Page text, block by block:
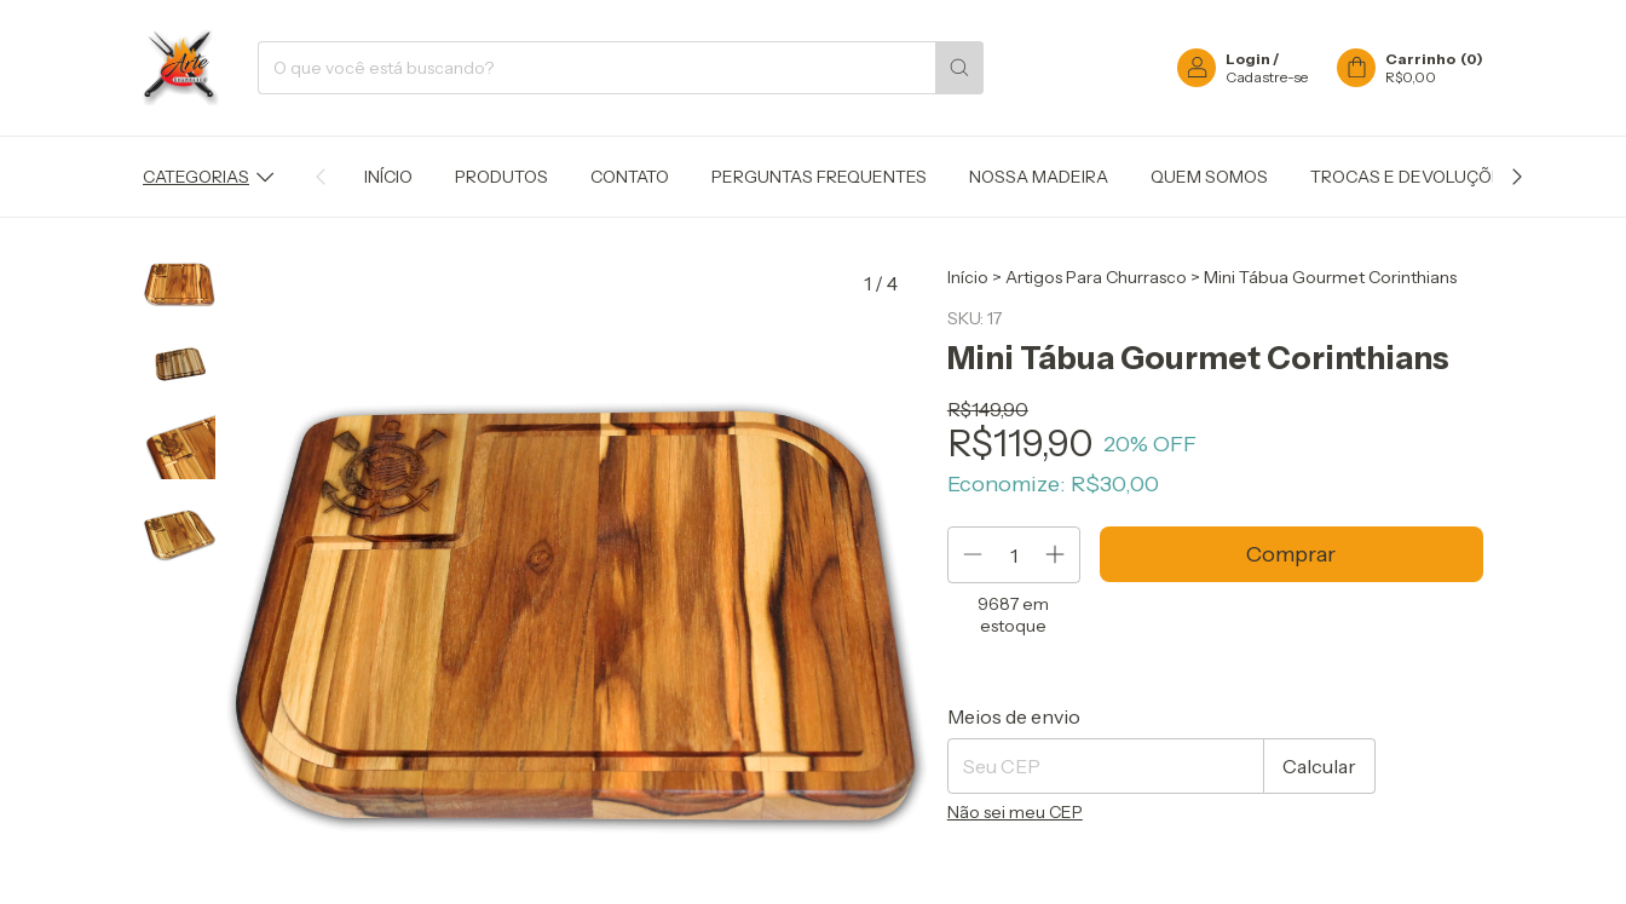
Login /
Cadastre-se
Carrinho (0)
R$0,00
CATEGORIAS INÍCIO PRODUTOS CONTATO PERGUNTAS FREQUENTES NOSSA MADEIRA QUEM SOMOS TROCAS E DEVOLUÇÕES
1 / 4 Início > Artigos Para Churrasco > Mini Tábua Gourmet Corinthians
SKU: 17
Mini Tábua Gourmet Corinthians
R$149,90
R$119,90 20% OFF
Economize: R$30,00
9687em
estoque
Entregas para o CEP:
Meios de envio
Calcular
Não sei meu CEP